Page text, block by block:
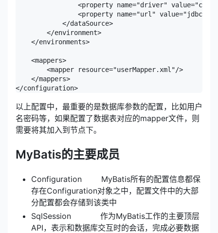
<property name="driver"
<property name="url"
            </dataSource>
        </environment>
    </environments>
    <mappers>
        <mapper resource="userMapper.xml"/>
    </mappers>
</configuration>
以上配置中，最重要的是数据库参数的配置，比如用户
名密码等，如果配置了数据表对应的mapper文件，则
需要将其加入到节点下。
MyBatis的主要成员
Configuration MyBatis所有的配置信息都保
存在Configuration对象之中，配置文件中的大部
分配置都会存储到该类中
SqlSession 作为MyBatis工作的主要顶层
API，表示和数据库交互时的会话，完成必要数据